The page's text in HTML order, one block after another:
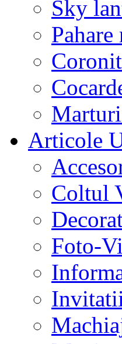
Sky
Articole
Coltul
Foto-